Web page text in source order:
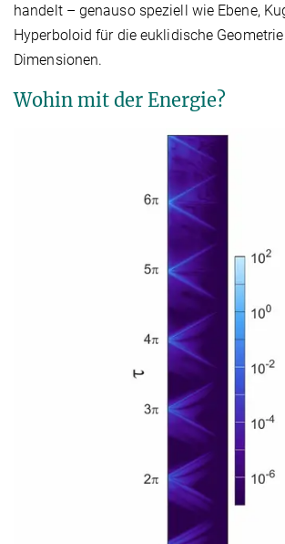
handelt – genauso speziell wie Ebene,
Hyperboloid für die euklidische
Dimensionen.
Wohin mit der Energie?